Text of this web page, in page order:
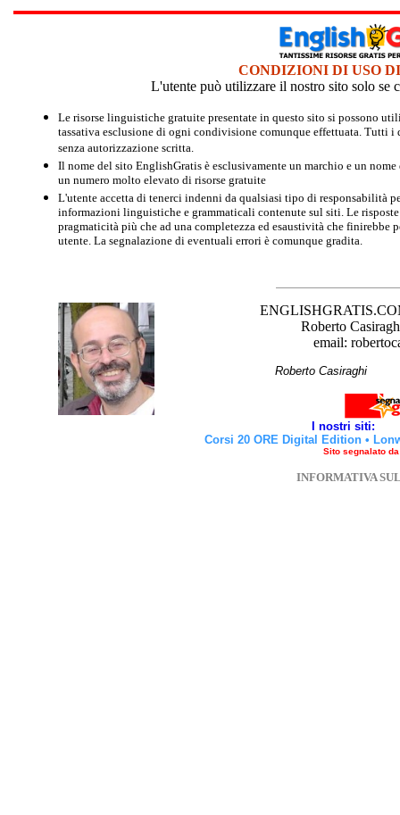
CONDIZIONI DI USO
L'utente può utilizzare il nostro sito solo se
Le risorse linguistiche gratuite presentate in questo sito si possono
tassativa esclusione di ogni condivisione comunque effettuata. Tutti
senza autorizzazione scritta.
Il nome del sito EnglishGratis è esclusivamente un marchio e un
un numero molto elevato di risorse gratuite
L'utente accetta di tenerci indenni da qualsiasi tipo di responsabilità
informazioni linguistiche e grammaticali contenute sul siti. Le
pragmaticità più che ad una completezza ed esaustività che finirebbe
utente. La segnalazione di eventuali errori è comunque gradita.
Roberto
email:
Roberto
I nostri siti:
Corsi 20 ORE Digital Edition •
Sito segnalato
INFORMATIVA